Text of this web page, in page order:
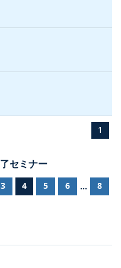
1
セミナー
3 4 5 6 ... 8